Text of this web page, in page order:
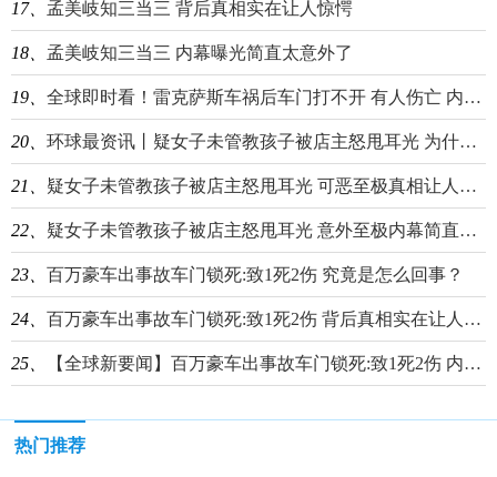
17、 孟美岐知三当三 背后真相实在让人惊愕
18、 孟美岐知三当三 内幕曝光简直太意外了
19、 全球即时看！雷克萨斯车祸后车门打不开 有人伤亡 内幕曝光简直太意外了
20、 环球最资讯丨疑女子未管教孩子被店主怒甩耳光 为什么怒甩耳光事件始末原因曝光
21、 疑女子未管教孩子被店主怒甩耳光 可恶至极真相让人令人吃惊|新视野
22、 疑女子未管教孩子被店主怒甩耳光 意外至极内幕简直太崩溃了_当前资讯
23、 百万豪车出事故车门锁死:致1死2伤 究竟是怎么回事？
24、 百万豪车出事故车门锁死:致1死2伤 背后真相实在让人惊愕
25、 【全球新要闻】百万豪车出事故车门锁死:致1死2伤 内幕曝光简直太悲剧
热门推荐